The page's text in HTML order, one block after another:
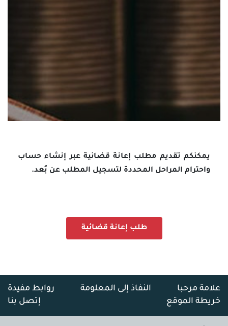
يمكنكم تقديم مطلب إعانة قضائية عبر إنشاء حساب
واحترام المراحل المحددة لتسجيل المطلب عن بُعد.
طلب إعانة قضائية
علامة مرحبا النفاذ إلى المعلومة
روابط مفيدة
خريطة الموقع
إتصل بنا